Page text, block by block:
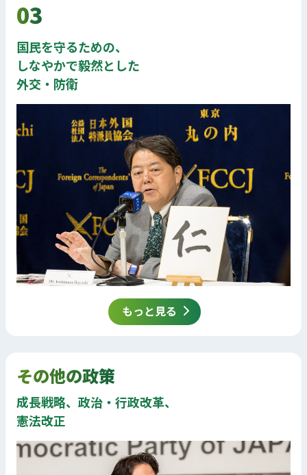
03
国民を守るための、
しなやかで毅然とした
外交・防衛
もっと見る
その他の政策
成長戦略、政治・行政改革、
憲法改正